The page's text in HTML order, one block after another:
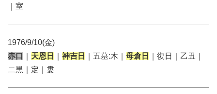
｜室
1976/9/10(金)
赤口
天恩日 神吉日 ｜五墓:木｜ 母倉日
｜復日｜乙丑｜
二黒｜定｜婁